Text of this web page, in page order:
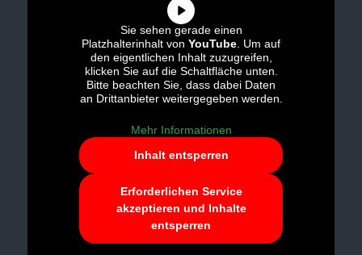
Sie sehen gerade einen
Platzhalterinhalt von YouTube . Um auf
den eigentlichen Inhalt zuzugreifen,
klicken Sie auf die Schaltfläche unten.
Bitte beachten Sie, dass dabei Daten
an Drittanbieter weitergegeben werden.
Mehr Informationen
Inhalt entsperren
Erforderlichen Service
akzeptieren und Inhalte
entsperren